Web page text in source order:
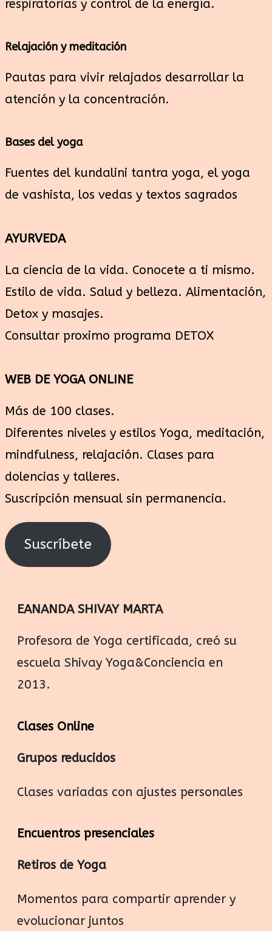
respiratorias y control de la energía.
Relajación y meditación
Pautas para vivir relajados desarrollar la
atención y la concentración.
Bases del yoga
Fuentes del kundalini tantra yoga, el yoga
de vashista, los vedas y textos sagrados
AYURVEDA
La ciencia de la vida. Conocete a ti mismo.
Estilo de vida. Salud y belleza. Alimentación,
Detox y masajes.
Consultar proximo programa DETOX
WEB DE YOGA ONLINE
Más de 100 clases.
Diferentes niveles y estilos Yoga, meditación,
mindfulness, relajación. Clases para
dolencias y talleres.
Suscripción mensual sin permanencia.
Suscríbete
EANANDA SHIVAY MARTA
Profesora de Yoga certificada, creó su
escuela Shivay Yoga&Conciencia en
2013.
Clases Online
Grupos reducidos
Clases variadas con ajustes personales
Encuentros presenciales
Retiros de Yoga
Momentos para compartir aprender y
evolucionar juntos